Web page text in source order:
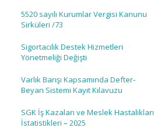
5520 sayılı Kurumlar Vergisi Kanunu
Sirküleri /73
Sigortacılık Destek Hizmetleri
Yönetmeliği Değişti
Varlık Barışı Kapsamında Defter-
Beyan Sistemi Kayıt Kılavuzu
SGK İş Kazaları ve Meslek Hastalıkları
İstatistikleri – 2025